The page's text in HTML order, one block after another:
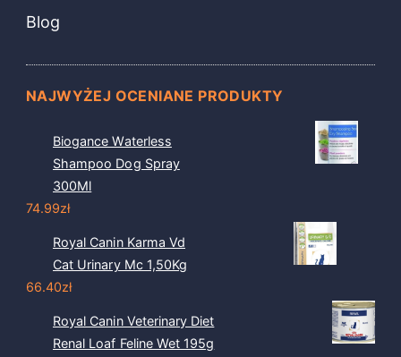
Blog
NAJWYŻEJ OCENIANE PRODUKTY
Biogance Waterless
Shampoo Dog Spray
300Ml
74.99zł
Royal Canin Karma Vd
Cat Urinary Mc 1,50Kg
66.40zł
Royal Canin Veterinary Diet
Renal Loaf Feline Wet 195g